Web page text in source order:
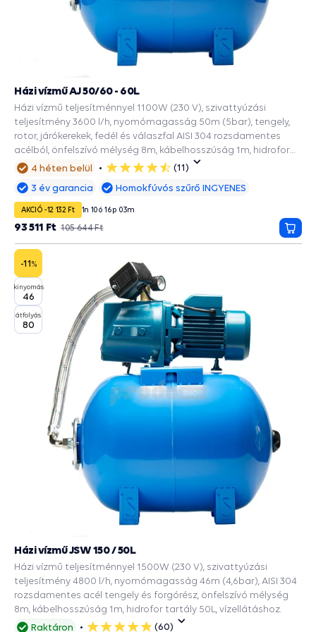
4 héten belül
5
csillag
(11)
Házi vízmű AJ 50/60 - 60L
Házi vízmű teljesítménnyel 1100W (230 V), szivattyúzási
teljesítmény 3600 l/h, nyomómagasság 50m (5bar), tengely,
rotor, járókerekek, fedél és válaszfal AISI 304 rozsdamentes
acélból, önfelszívó mélység 8m, kábelhosszúság 1m, hidrofor
tartály 60L, vízellátáshoz.
3 év garancia Homokfúvós szűrő INGYENES
AKCIÓ -12 132 Ft 1n 10ó 16p 02m
105 644 Ft
93 511 Ft
-11%
kinyomás
46
átfolyás
80
Raktáron
5
(60)
Házi vízmű JSW 150 / 50L
Házi vízmű teljesítménnyel 1500W (230 V), szivattyúzási
teljesítmény 4800 l/h, nyomómagasság 46m (4,6bar), AISI 304
rozsdamentes acél tengely és forgórész, önfelszívó mélység
8m, kábelhosszúság 1m, hidrofor tartály 50L, vízellátáshoz.